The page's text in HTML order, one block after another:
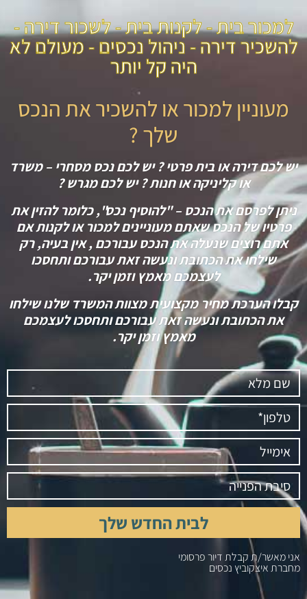
למכור בית - לקנות בית - לשכור דירה -
להשכיר דירה - ניהול נכסים - מעולם לא
היה קל יותר
מעוניין למכור או להשכיר את הנכס
שלך ?
יש לכם דירה או בית פרטי ? יש לכם נכס מסחרי – משרד
או קליניקה או חנות ? יש לכם מגרש ?
ניתן לפרסם את הנכס – "להוסיף נכס", כלומר להזין את
פרטיו של הנכס שאתם מעוניינים למכור או לקנות אם
אתם רוצים שנעלה את הנכס עבורכם , אין בעיה, רק
שילחו את הכתובת ונעשה זאת עבורכם ותחסכו
לעצמכם מאמץ וזמן יקר.
קבלו הערכת מחיר מקצועית מצוות המשרד שלנו שילחו
את הכתובת ונעשה זאת עבורכם ותחסכו לעצמכם
מאמץ וזמן יקר.
לבית החדש שלך
אני מאשר/ת קבלת דיור פרסומי
מחברת איצקוביץ נכסים